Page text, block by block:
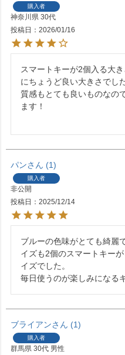
購入者
神奈川県 30代
投稿日
2026/01/16
スマートキーが2個入る大
にちょうど良い大きさでし
質感もとても良いものなの
ます！
パン 1
購入者
非公開
投稿日
2025/12/14
ブルーの色味がとても綺麗
イズも2個のスマートキー
イズでした。
毎日使うのが楽しみになる
ブライアン 1
購入者
群馬県 30代 男性